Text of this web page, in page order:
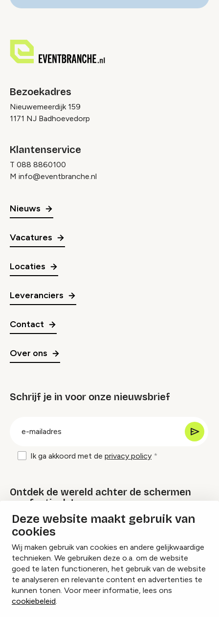
Deze website maakt gebruik van
cookies
Wij maken gebruik van cookies en andere gelijkwaardige
technieken. We gebruiken deze o.a. om de website
goed te laten functioneren, het gebruik van de website
te analyseren en relevante content en advertenties te
kunnen tonen. Voor meer informatie, lees ons
cookiebeleid.
Bezoekadres
Nieuwemeerdijk 159
1171 NJ Badhoevedorp
Klantenservice
T 088 8860100
M info@eventbranche.nl
Nieuws
Vacatures
Locaties
Leveranciers
Contact
Over ons
Schrijf je in voor onze nieuwsbrief
Ik ga akkoord met de privacy policy
Ontdek de wereld achter de schermen
van festivals!
Lees onze Festival Specials
InstagramFacebookLinkedIn